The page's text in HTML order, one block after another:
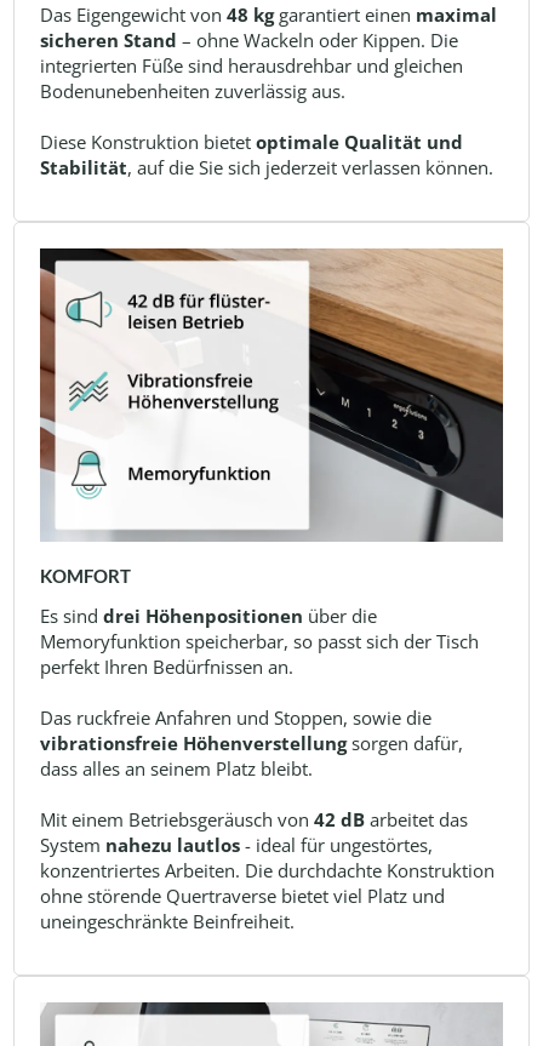
Das Eigengewicht von48 kggarantiert einen maximal
sicheren Stand – ohne Wackeln oder Kippen. Die
integrierten Füße sind herausdrehbar und gleichen
Bodenunebenheiten zuverlässig aus.
Diese Konstruktion bietetoptimale Qualität und
Stabilität, auf die Sie sich jederzeit verlassen können.
KOMFORT
Es sinddrei Höhenpositionen über die
Memoryfunktion speicherbar, so passt sich der Tisch
perfekt Ihren Bedürfnissen an.
Das ruckfreie Anfahren und Stoppen, sowie die
vibrationsfreie Höhenverstellungsorgen dafür,
dass alles an seinem Platz bleibt.
Mit einem Betriebsgeräusch von42 dB arbeitet das
System nahezu lautlos - ideal für ungestörtes,
konzentriertes Arbeiten. Die durchdachte Konstruktion
ohne störende Quertraverse bietet viel Platz und
uneingeschränkte Beinfreiheit.